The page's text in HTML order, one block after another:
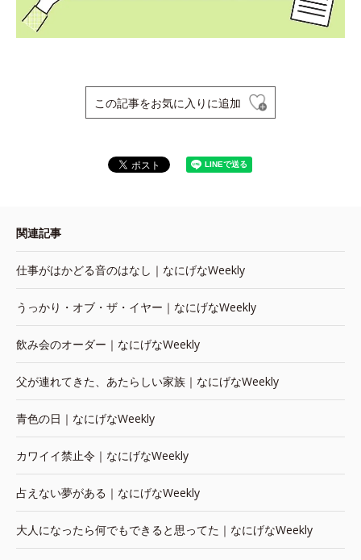
この記事をお気に入りに追加
関連記事
仕事がはかどる音のはなし｜なにげなWeekly
うっかり・オブ・ザ・イヤー｜なにげなWeekly
飲み会のオーダー｜なにげなWeekly
父が連れてきた、あたらしい家族｜なにげなWeekly
青色の日｜なにげなWeekly
カワイイ禁止令｜なにげなWeekly
占えない夢がある｜なにげなWeekly
大人になったら何でもできると思ってた｜なにげなWeekly